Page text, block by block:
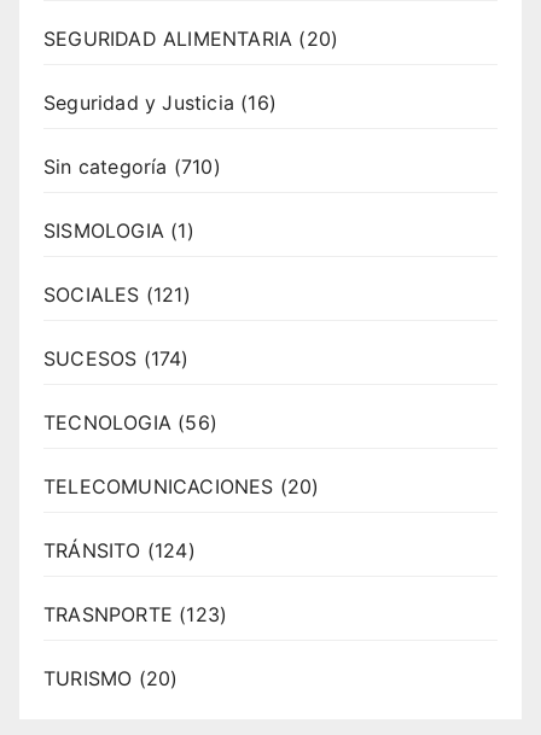
SEGURIDAD ALIMENTARIA (20)
Seguridad y Justicia (16)
Sin categoría (710)
SISMOLOGIA (1)
SOCIALES (121)
SUCESOS (174)
TECNOLOGIA (56)
TELECOMUNICACIONES (20)
TRÁNSITO (124)
TRASNPORTE (123)
TURISMO (20)